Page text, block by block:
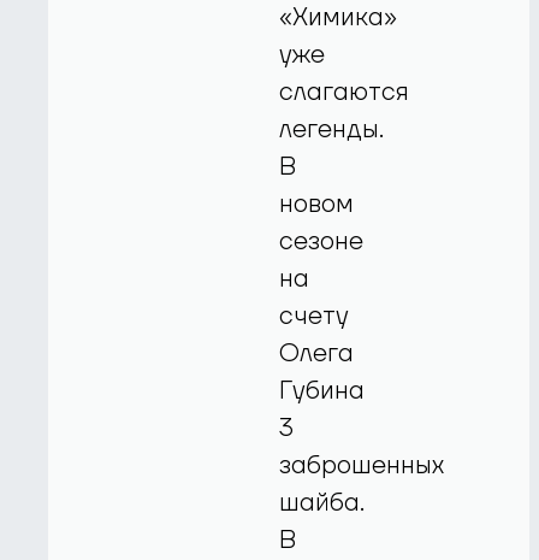
«Химика»
уже
слагаются
легенды.
В
новом
сезоне
на
счету
Олега
Губина
3
заброшенных
шайба.
В